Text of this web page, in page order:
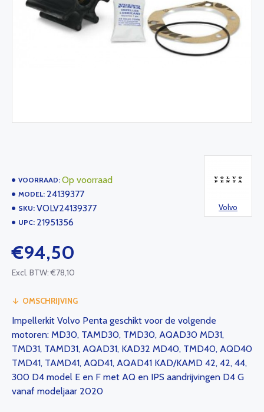
VOORRAAD: Op voorraad
MODEL: 24139377
SKU: VOLV24139377
UPC: 21951356
Volvo
€94,50
Excl. BTW: €78,10
OMSCHRIJVING
Impellerkit Volvo Penta geschikt voor de volgende
motoren: MD30, TAMD30, TMD30, AQAD30 MD31,
TMD31, TAMD31, AQAD31, KAD32 MD40, TMD40, AQD40
TMD41, TAMD41, AQD41, AQAD41 KAD/KAMD 42, 42, 44,
300 D4 model E en F met AQ en IPS aandrijvingen D4 G
vanaf modeljaar 2020